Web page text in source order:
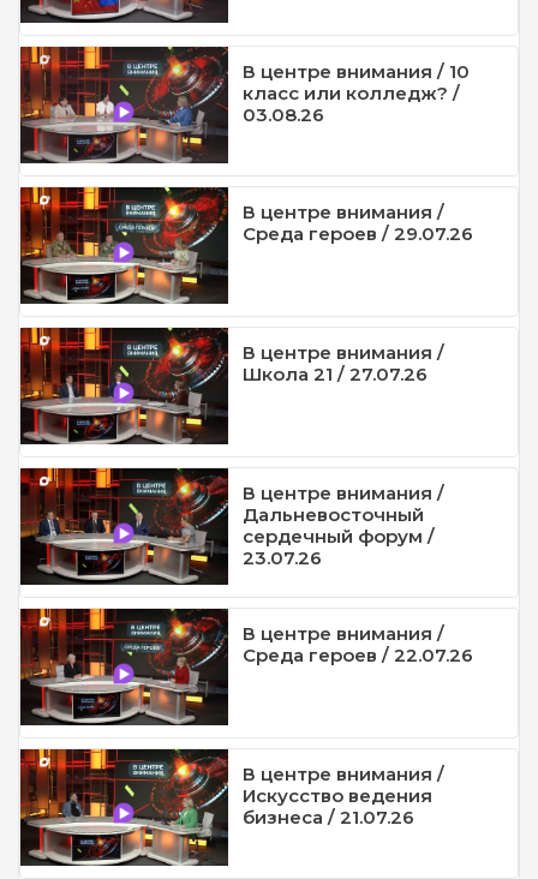
В центре внимания / 10
класс или колледж? /
03.08.26
В центре внимания /
Среда героев / 29.07.26
В центре внимания /
Школа 21 / 27.07.26
В центре внимания /
Дальневосточный
сердечный форум /
23.07.26
В центре внимания /
Среда героев / 22.07.26
В центре внимания /
Искусство ведения
бизнеса / 21.07.26